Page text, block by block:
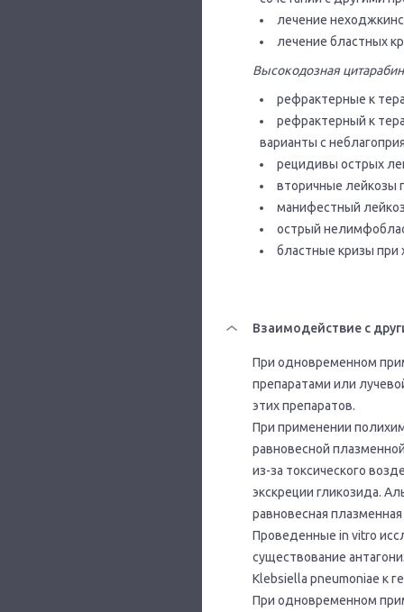
лечение
лечение бластных
Высокодозная
рефрактерные к
рефрактерный к
варианты с
рецидивы острых
вторичные лейкозы
манифестный
острый
бластные кризы при
Взаимодействие с
При одновременном
препаратами или
этих препаратов.
При применении
равновесной
из-за токсического
экскреции гликозида.
равновесная
Проведенные in vitro
существование
Klebsiella pneumoniae к
При одновременном